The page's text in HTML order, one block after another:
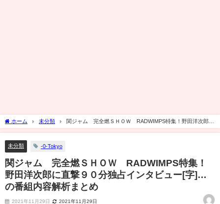
ホーム 未分類
関ジャム 完全燃ＳＨＯＷ RADWIMPS特集！野田洋次郎に
直撃９０分独占インタビュー[字]…の番組内容解析まとめ
未分類 -0-Tokyo
関ジャム 完全燃ＳＨＯＷ RADWIMPS特集！
野田洋次郎に直撃９０分独占インタビュー[字]…
の番組内容解析まとめ
2021年11月29日 2021年11月29日